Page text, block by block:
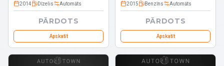
2014 Dīzelis Automāts
PĀRDOTS
Apskatīt
2015 Benzīns Automāts
PĀRDOTS
Apskatīt